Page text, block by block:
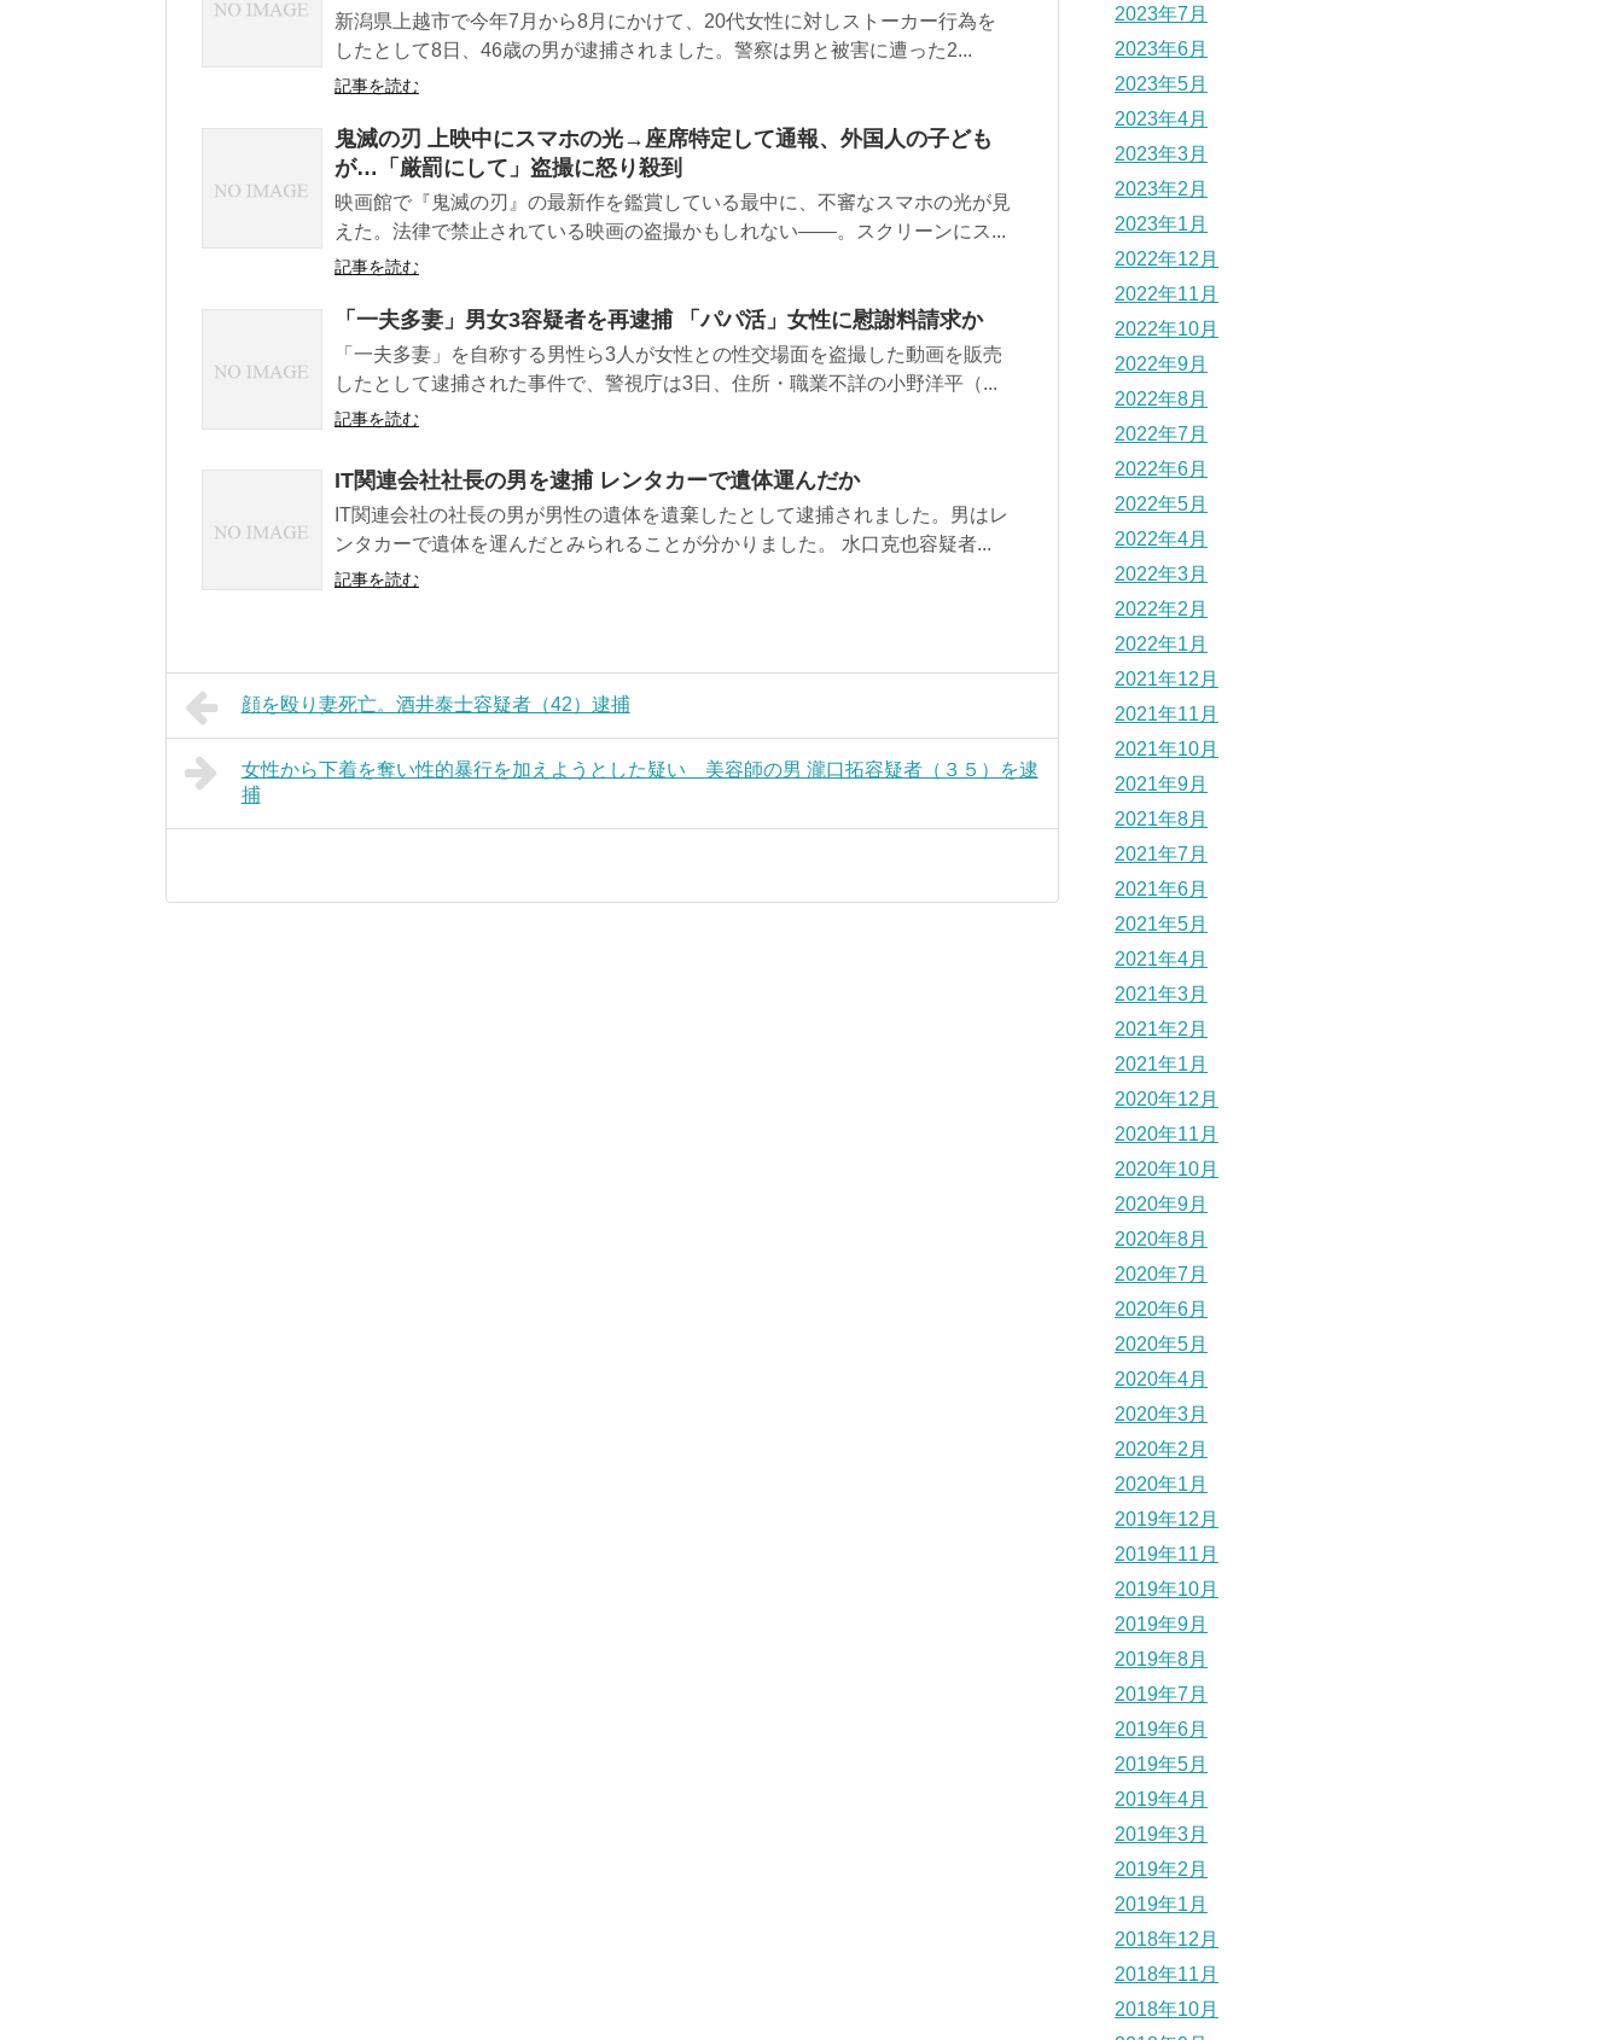
新潟県上越市で今年7月から8月にかけて、20代女性に対しストーカー行為を
したとして8日、46歳の男が逮捕されました。警察は男と被害に遭った2...
記事を読む
鬼滅の刃 上映中にスマホの光→座席特定して通報、外国人の子ども
が…「厳罰にして」盗撮に怒り殺到
映画館で『鬼滅の刃』の最新作を鑑賞している最中に、不審なスマホの光が見
えた。法律で禁止されている映画の盗撮かもしれない――。スクリーンにス...
記事を読む
「一夫多妻」男女3容疑者を再逮捕 「パパ活」女性に慰謝料請求か
「一夫多妻」を自称する男性ら3人が女性との性交場面を盗撮した動画を販売
したとして逮捕された事件で、警視庁は3日、住所・職業不詳の小野洋平（...
記事を読む
IT関連会社社長の男を逮捕 レンタカーで遺体運んだか
IT関連会社の社長の男が男性の遺体を遺棄したとして逮捕されました。男はレ
ンタカーで遺体を運んだとみられることが分かりました。 水口克也容疑者...
記事を読む
顔を殴り妻死亡。酒井泰士容疑者（42）逮捕
女性から下着を奪い性的暴行を加えようとした疑い 美容師の男 瀧口拓容疑者（３５）を逮
捕
2023年7月
2023年6月
2023年5月
2023年4月
2023年3月
2023年2月
2023年1月
2022年12月
2022年11月
2022年10月
2022年9月
2022年8月
2022年7月
2022年6月
2022年5月
2022年4月
2022年3月
2022年2月
2022年1月
2021年12月
2021年11月
2021年10月
2021年9月
2021年8月
2021年7月
2021年6月
2021年5月
2021年4月
2021年3月
2021年2月
2021年1月
2020年12月
2020年11月
2020年10月
2020年9月
2020年8月
2020年7月
2020年6月
2020年5月
2020年4月
2020年3月
2020年2月
2020年1月
2019年12月
2019年11月
2019年10月
2019年9月
2019年8月
2019年7月
2019年6月
2019年5月
2019年4月
2019年3月
2019年2月
2019年1月
2018年12月
2018年11月
2018年10月